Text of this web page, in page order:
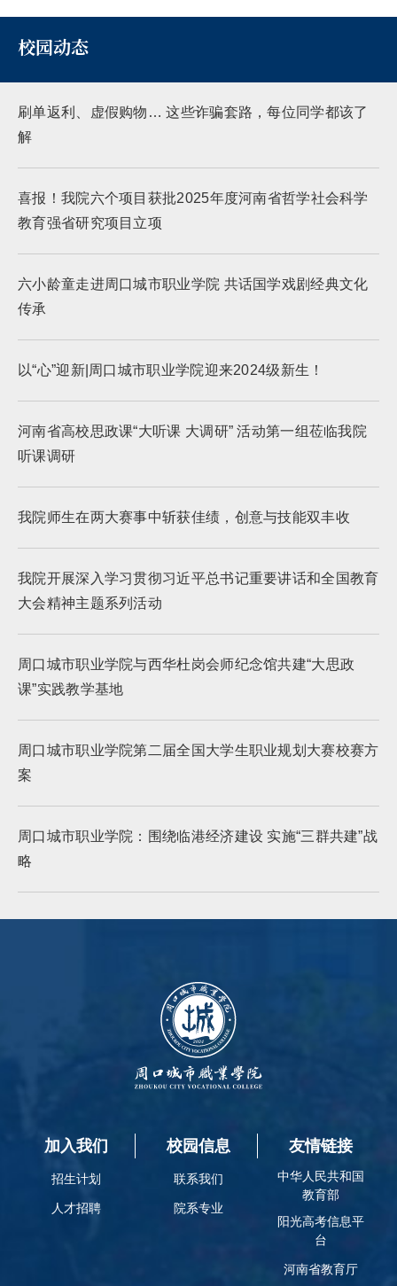
校园动态
刷单返利、虚假购物… 这些诈骗套路，每位同学都该了
解
喜报！我院六个项目获批2025年度河南省哲学社会科学
教育强省研究项目立项
六小龄童走进周口城市职业学院 共话国学戏剧经典文化
传承
以“心”迎新|周口城市职业学院迎来2024级新生！
河南省高校思政课“大听课 大调研” 活动第一组莅临我院
听课调研
我院师生在两大赛事中斩获佳绩，创意与技能双丰收
我院开展深入学习贯彻习近平总书记重要讲话和全国教育
大会精神主题系列活动
周口城市职业学院与西华杜岗会师纪念馆共建“大思政
课”实践教学基地
周口城市职业学院第二届全国大学生职业规划大赛校赛方
案
周口城市职业学院：围绕临港经济建设 实施“三群共建”战
略
加入我们
招生计划
人才招聘
校园信息
联系我们
院系专业
友情链接
中华人民共和国
教育部
阳光高考信息平
台
河南省教育厅